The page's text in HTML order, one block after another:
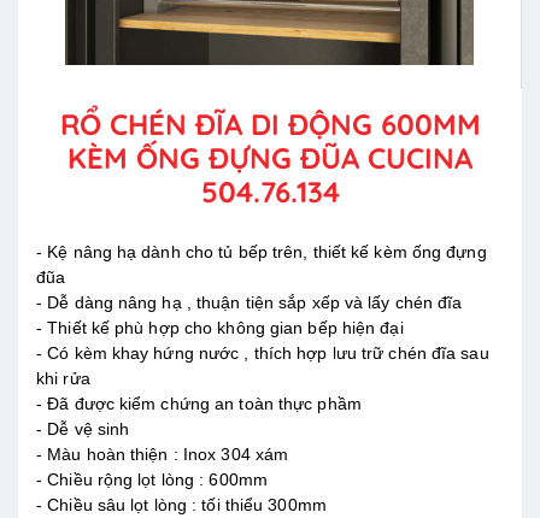
RỔ CHÉN ĐĨA DI ĐỘNG 600MM
KÈM ỐNG ĐỰNG ĐŨA CUCINA
504.76.134
- Kệ nâng hạ dành cho tủ bếp trên, thiết kế kèm ống đựng
đũa
- Dễ dàng nâng hạ , thuận tiện sắp xếp và lấy chén đĩa
- Thiết kế phù hợp cho không gian bếp hiện đại
- Có kèm khay hứng nước , thích hợp lưu trữ chén đĩa sau
khi rửa
- Đã được kiểm chứng an toàn thực phầm
- Dễ vệ sinh
- Màu hoàn thiện : Inox 304 xám
- Chiều rộng lọt lòng : 600mm
- Chiều sâu lọt lòng : tối thiểu 300mm